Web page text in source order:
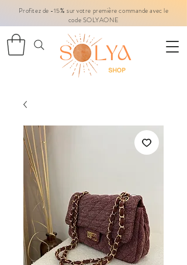
Profitez de -15% sur votre première commande avec le
code SOLYAONE